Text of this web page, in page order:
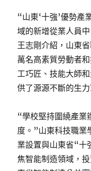
“山東‘十強’優勢產
域的新增從業人員
王志剛介紹，山東
萬名高素質勞動者
工巧匠、技能大師
供了源源不斷的生力
“學校堅持圍繞產業
度。”山東科技職業
業設置與山東省“
焦智能制造領域，